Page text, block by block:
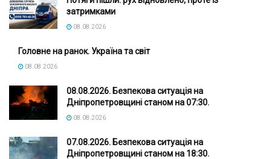
затримками
08.08.2026
Головне на ранок. Україна та світ
08.08.2026
08.08.2026. Безпекова ситуація на
Дніпропетровщині станом на 07:30.
08.08.2026
07.08.2026. Безпекова ситуація на
Дніпропетровщині станом на 18:30.